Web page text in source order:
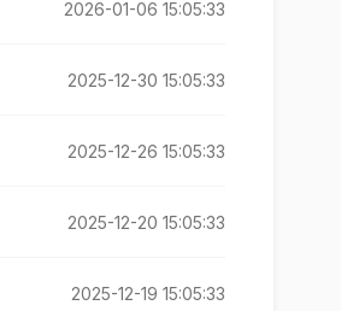
2026-01-06 15:05:33
2025-12-30 15:05:33
2025-12-26 15:05:33
2025-12-20 15:05:33
2025-12-19 15:05:33